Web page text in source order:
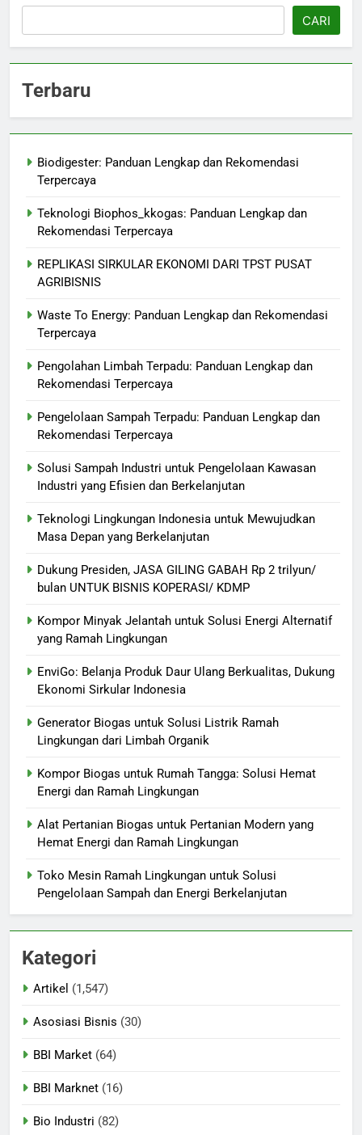
CARI
Terbaru
Biodigester: Panduan Lengkap dan Rekomendasi
Terpercaya
Teknologi Biophos_kkogas: Panduan Lengkap dan
Rekomendasi Terpercaya
REPLIKASI SIRKULAR EKONOMI DARI TPST PUSAT
AGRIBISNIS
Waste To Energy: Panduan Lengkap dan Rekomendasi
Terpercaya
Pengolahan Limbah Terpadu: Panduan Lengkap dan
Rekomendasi Terpercaya
Pengelolaan Sampah Terpadu: Panduan Lengkap dan
Rekomendasi Terpercaya
Solusi Sampah Industri untuk Pengelolaan Kawasan
Industri yang Efisien dan Berkelanjutan
Teknologi Lingkungan Indonesia untuk Mewujudkan
Masa Depan yang Berkelanjutan
Dukung Presiden, JASA GILING GABAH Rp 2 trilyun/
bulan UNTUK BISNIS KOPERASI/ KDMP
Kompor Minyak Jelantah untuk Solusi Energi Alternatif
yang Ramah Lingkungan
EnviGo: Belanja Produk Daur Ulang Berkualitas, Dukung
Ekonomi Sirkular Indonesia
Generator Biogas untuk Solusi Listrik Ramah
Lingkungan dari Limbah Organik
Kompor Biogas untuk Rumah Tangga: Solusi Hemat
Energi dan Ramah Lingkungan
Alat Pertanian Biogas untuk Pertanian Modern yang
Hemat Energi dan Ramah Lingkungan
Toko Mesin Ramah Lingkungan untuk Solusi
Pengelolaan Sampah dan Energi Berkelanjutan
Kategori
Artikel (1,547)
Asosiasi Bisnis (30)
BBI Market (64)
BBI Marknet (16)
Bio Industri (82)